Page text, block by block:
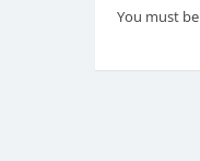
You must be